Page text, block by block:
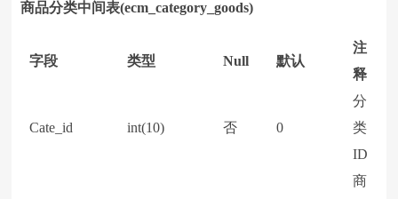
商品分类中间表(ecm_category_goods)
字段 类型 Null 默认
注
释
Cate_id int(10) 否 0
分
类
ID
商